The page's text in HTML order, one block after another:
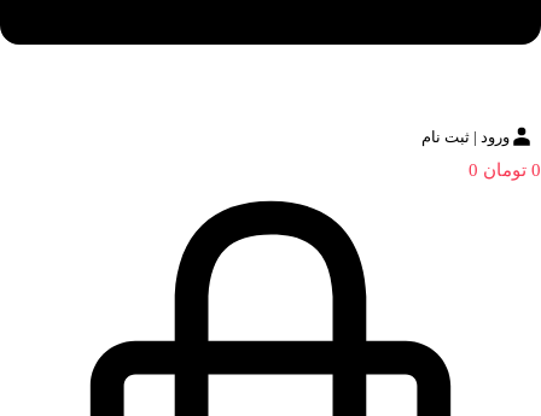
ورود | ثبت نام
0 تومان 0